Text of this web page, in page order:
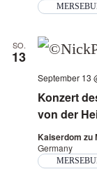
SO.
13
Konzert
von der
September 13
Kaiserdom zu
Germany